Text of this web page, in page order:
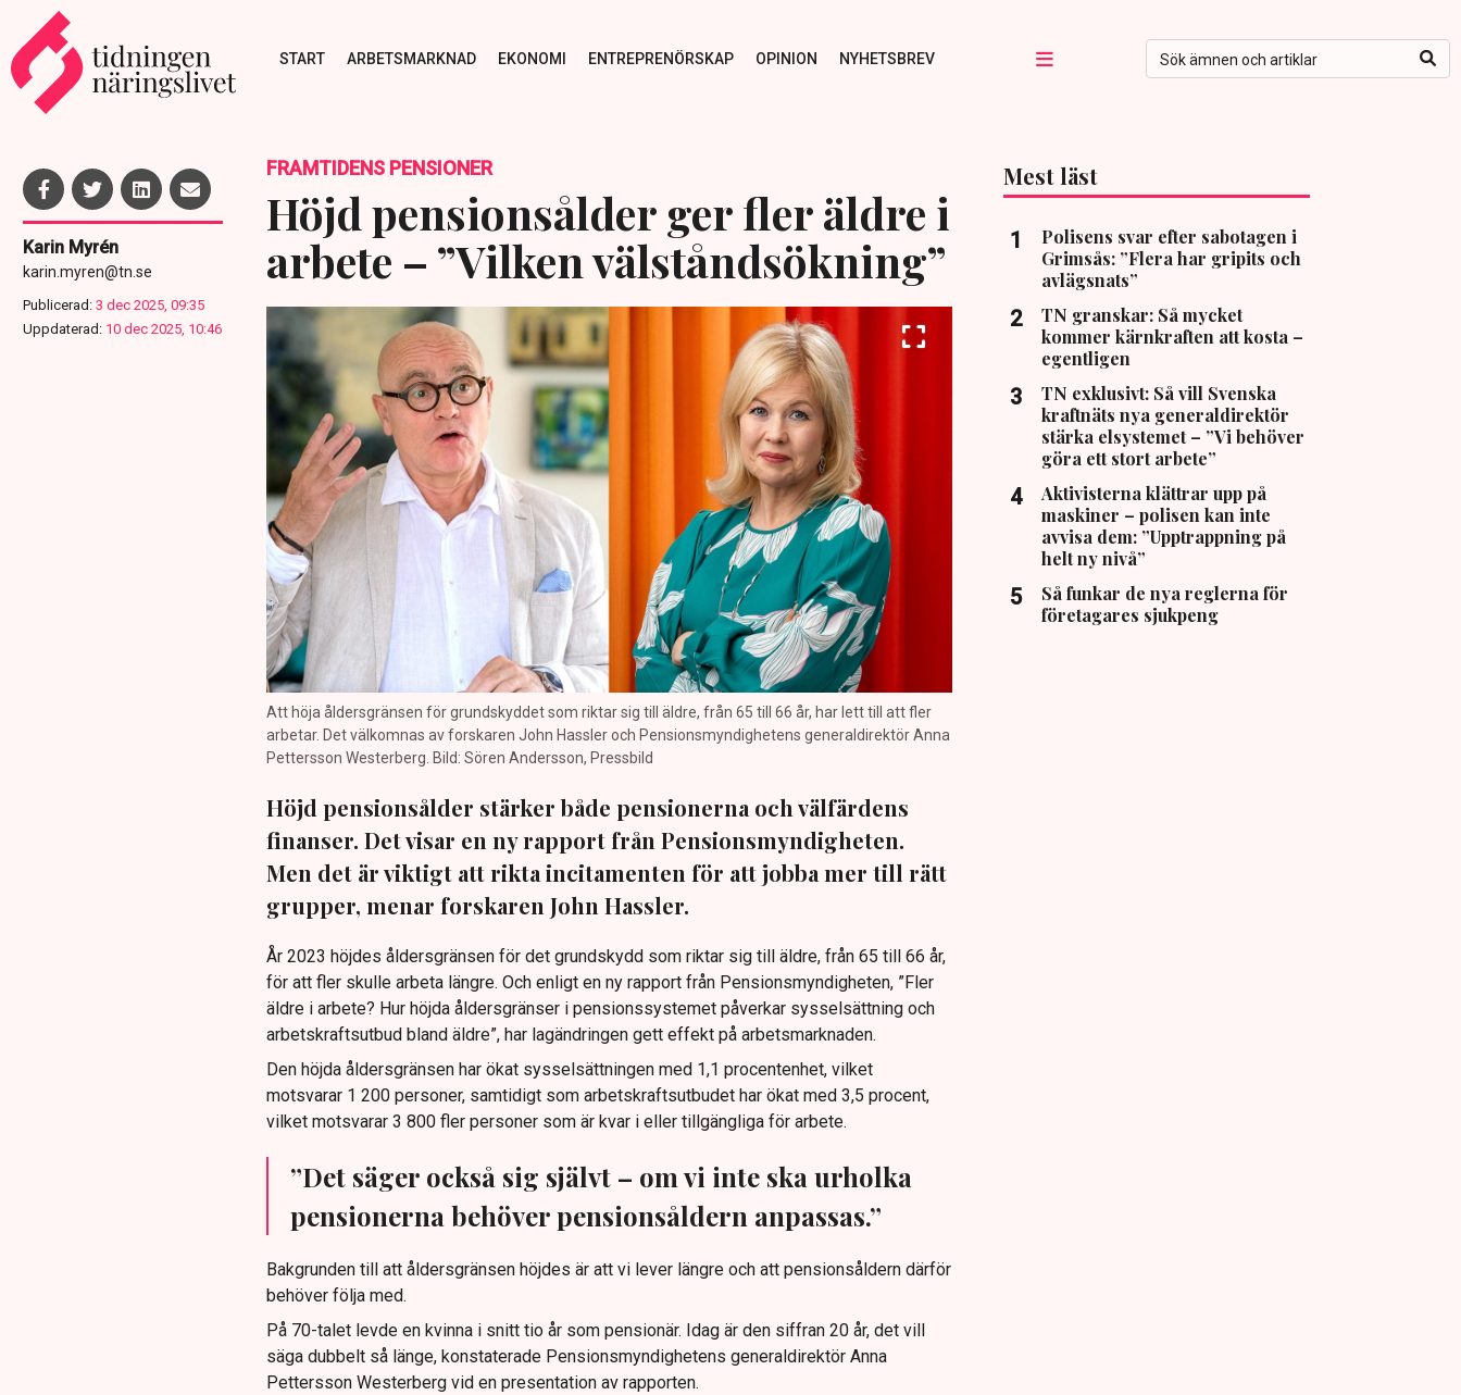
START ARBETSMARKNAD EKONOMI ENTREPRENÖRSKAP OPINION NYHETSBREV
Karin Myrén
karin.myren@tn.se
Publicerad: 3 dec 2025, 09:35
Uppdaterad: 10 dec 2025, 10:46
FRAMTIDENS PENSIONER
Höjd pensionsålder ger fler äldre i
arbete – ”Vilken välståndsökning”
Att höja åldersgränsen för grundskyddet som riktar sig till äldre, från 65 till 66 år, har lett till att fler
arbetar. Det välkomnas av forskaren John Hassler och Pensionsmyndighetens generaldirektör Anna
Pettersson Westerberg. Bild: Sören Andersson, Pressbild
Höjd pensionsålder stärker både pensionerna och välfärdens
finanser. Det visar en ny rapport från Pensionsmyndigheten.
Men det är viktigt att rikta incitamenten för att jobba mer till rätt
grupper, menar forskaren John Hassler.
År 2023 höjdes åldersgränsen för det grundskydd som riktar sig till äldre, från 65 till 66 år,
för att fler skulle arbeta längre. Och enligt en ny rapport från Pensionsmyndigheten, ”Fler
äldre i arbete? Hur höjda åldersgränser i pensionssystemet påverkar sysselsättning och
arbetskraftsutbud bland äldre”, har lagändringen gett effekt på arbetsmarknaden.
Den höjda åldersgränsen har ökat sysselsättningen med 1,1 procentenhet, vilket
motsvarar 1 200 personer, samtidigt som arbetskraftsutbudet har ökat med 3,5 procent,
vilket motsvarar 3 800 fler personer som är kvar i eller tillgängliga för arbete.
”Det säger också sig självt – om vi inte ska urholka
pensionerna behöver pensionsåldern anpassas.”
Bakgrunden till att åldersgränsen höjdes är att vi lever längre och att pensionsåldern därför
behöver följa med.
På 70-talet levde en kvinna i snitt tio år som pensionär. Idag är den siffran 20 år, det vill
säga dubbelt så länge, konstaterade Pensionsmyndighetens generaldirektör Anna
Pettersson Westerberg vid en presentation av rapporten.
Mest läst
Polisens svar efter sabotagen i
Grimsås: ”Flera har gripits och
avlägsnats”
TN granskar: Så mycket
kommer kärnkraften att kosta –
egentligen
TN exklusivt: Så vill Svenska
kraftnäts nya generaldirektör
stärka elsystemet – ”Vi behöver
göra ett stort arbete”
Aktivisterna klättrar upp på
maskiner – polisen kan inte
avvisa dem: ”Upptrappning på
helt ny nivå”
Så funkar de nya reglerna för
företagares sjukpeng